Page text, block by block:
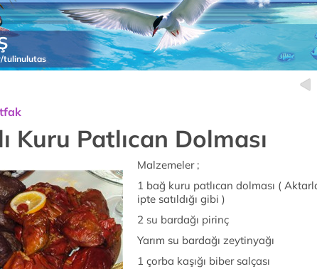
tulinulutas
Kuru Patlıcan Dolması
Malzemeler ;
1 bağ kuru patlıcan dolması (
ipte satıldığı gibi )
2 su bardağı pirinç
Yarım su bardağı zeytinyağı
1 çorba kaşığı biber salçası